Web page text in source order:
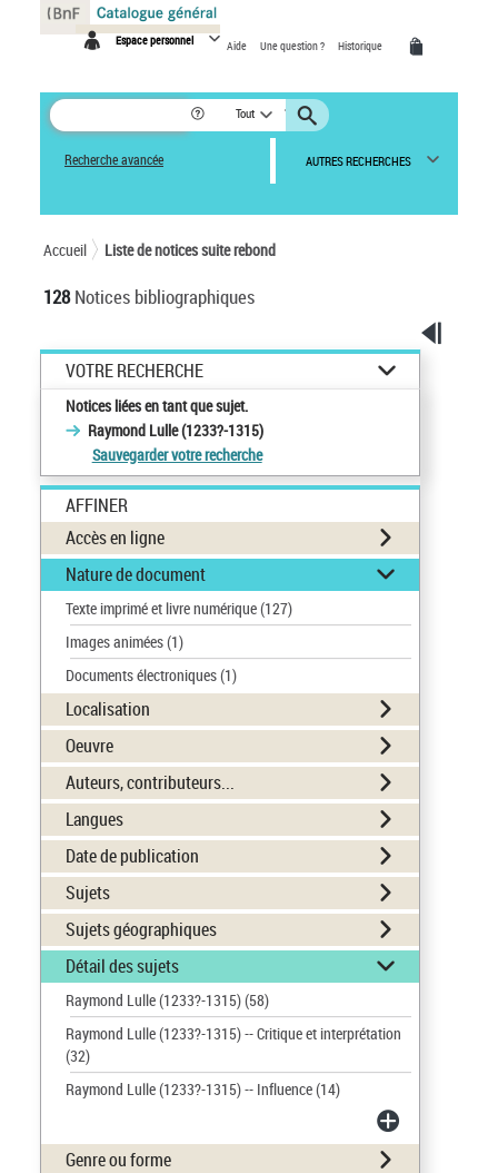
Espace personnel Aide Une question ? Historique
Tout
Recherche avancée AUTRES RECHERCHES
Accueil Liste de notices suite rebond
128Notices bibliographiques
VOTRE RECHERCHE
Notices liées en tant que sujet.
Raymond Lulle (1233?-1315)
Sauvegarder votre recherche
AFFINER
Accès en ligne
Nature de document
Texte imprimé et livre numérique(127)
Images animées(1)
Documents électroniques(1)
Localisation
Oeuvre
Auteurs, contributeurs...
Langues
Date de publication
Sujets
Sujets géographiques
Détail des sujets
Raymond Lulle (1233?-1315)(58)
Raymond Lulle (1233?-1315) -- Critique et interprétation
(32)
Raymond Lulle (1233?-1315) -- Influence(14)
Genre ou forme
Panneau de gestion des cookies